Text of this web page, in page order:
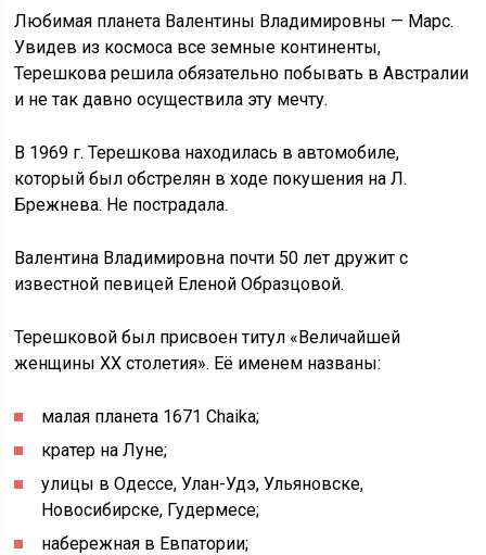
Любимая планета Валентины Владимировны — Марс.
Увидев из космоса все земные континенты,
Терешкова решила обязательно побывать в Австралии
и не так давно осуществила эту мечту.
В 1969 г. Терешкова находилась в автомобиле,
который был обстрелян в ходе покушения на Л.
Брежнева. Не пострадала.
Валентина Владимировна почти 50 лет дружит с
известной певицей Еленой Образцовой.
Терешковой был присвоен титул «Величайшей
женщины XX столетия». Её именем названы:
малая планета 1671 Chaika;
кратер на Луне;
улицы в Одессе, Улан-Удэ, Ульяновске,
Новосибирске, Гудермесе;
набережная в Евпатории;